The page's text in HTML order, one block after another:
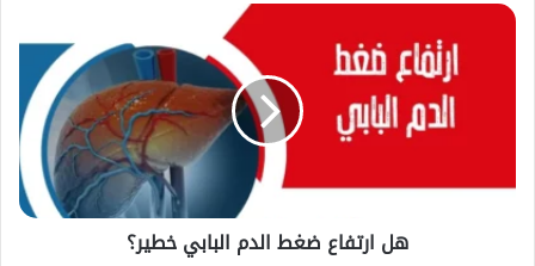
ه
ع
هل ارتفاع ضغط الدم البابي خطير؟